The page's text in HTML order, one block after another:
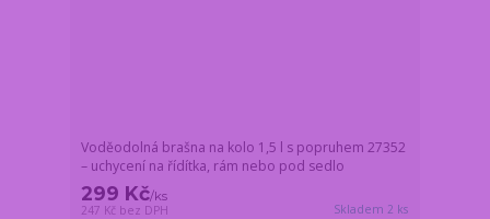
Voděodolná brašna na kolo 1,5 l s popruhem 27352
– uchycení na řídítka, rám nebo pod sedlo
299 Kč/ks
247 Kč bez DPH Skladem 2 ks